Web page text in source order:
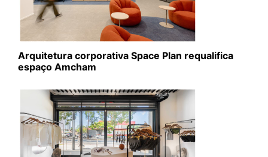
Arquitetura corporativa Space Plan requalifica
espaço Amcham